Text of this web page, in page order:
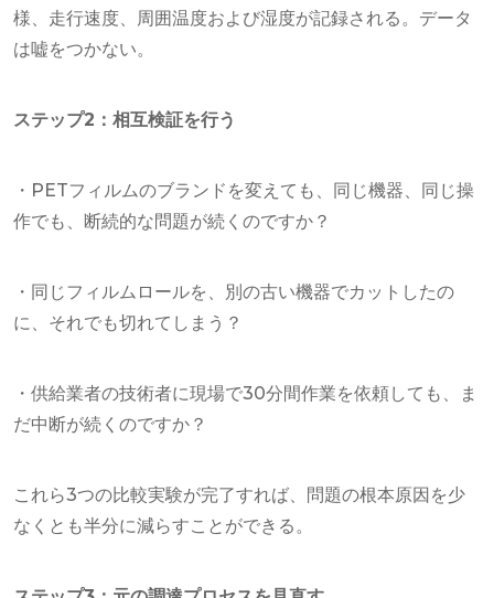
様、走行速度、周囲温度および湿度が記録される。データ
は嘘をつかない。
ステップ2：相互検証を行う
・PETフィルムのブランドを変えても、同じ機器、同じ操
作でも、断続的な問題が続くのですか？
・同じフィルムロールを、別の古い機器でカットしたの
に、それでも切れてしまう？
・供給業者の技術者に現場で30分間作業を依頼しても、ま
だ中断が続くのですか？
これら3つの比較実験が完了すれば、問題の根本原因を少
なくとも半分に減らすことができる。